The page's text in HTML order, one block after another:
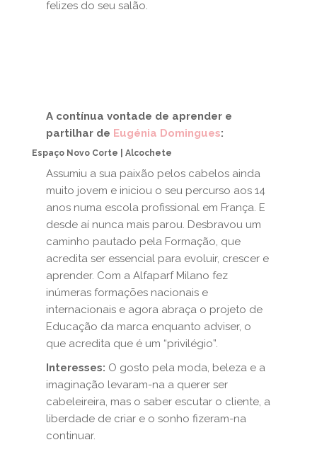
felizes do seu salão.
A contínua vontade de aprender e
partilhar de Eugénia Domingues:
Espaço Novo Corte | Alcochete
Assumiu a sua paixão pelos cabelos ainda
muito jovem e iniciou o seu percurso aos 14
anos numa escola profissional em França. E
desde aí nunca mais parou. Desbravou um
caminho pautado pela Formação, que
acredita ser essencial para evoluir, crescer e
aprender. Com a Alfaparf Milano fez
inúmeras formações nacionais e
internacionais e agora abraça o projeto de
Educação da marca enquanto adviser, o
que acredita que é um “privilégio”.
Interesses: O gosto pela moda, beleza e a
imaginação levaram-na a querer ser
cabeleireira, mas o saber escutar o cliente, a
liberdade de criar e o sonho fizeram-na
continuar.